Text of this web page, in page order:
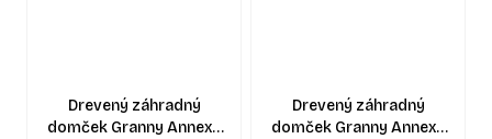
Drevený záhradný
domček Granny Annexe
Drevený záhradný
domček Granny Annexe